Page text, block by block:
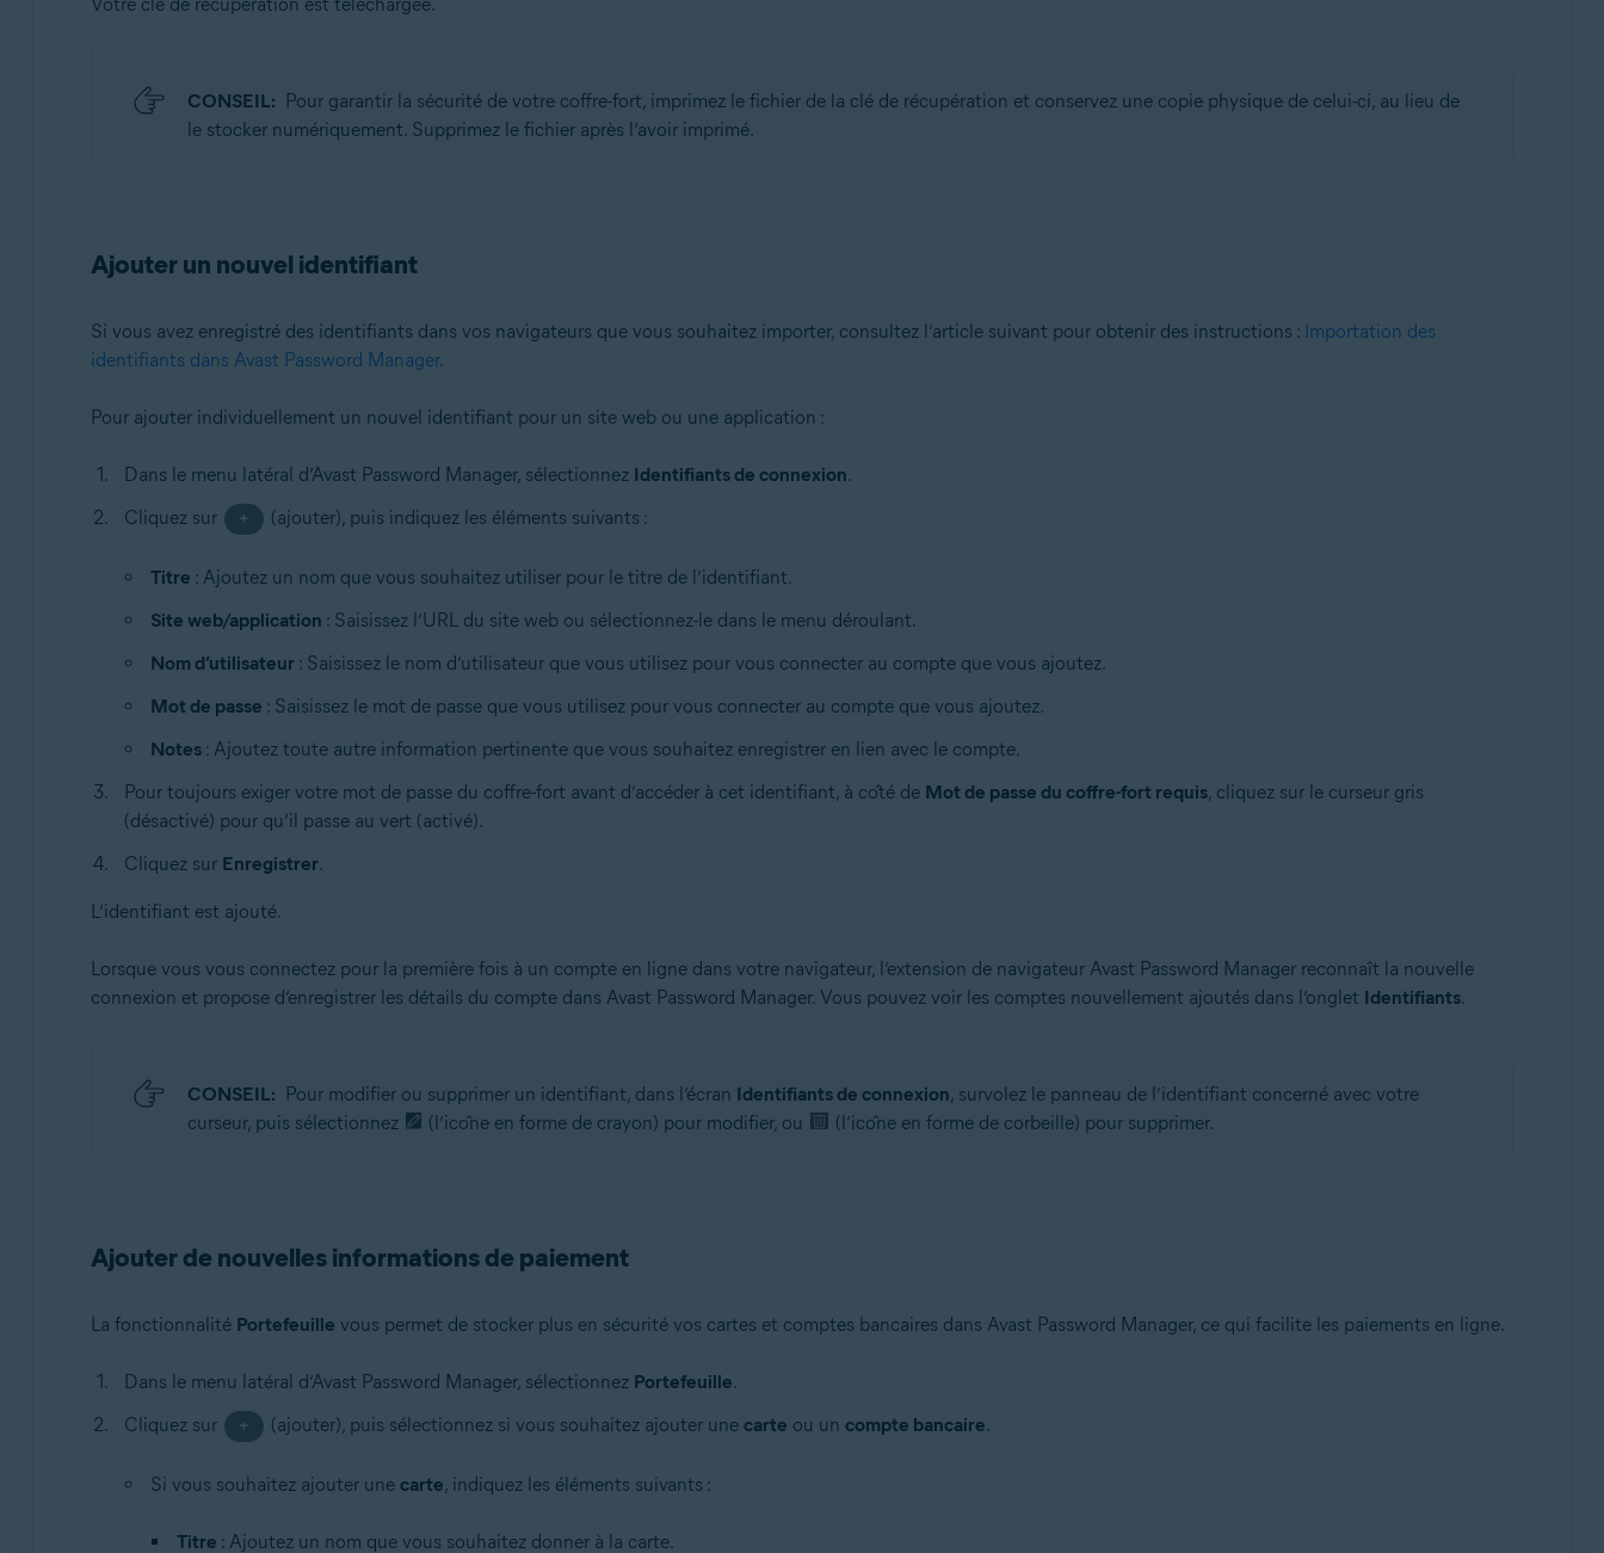
CONSEIL: Pour garantir la sécurité de votre coffre-fort, imprimez le fichier de la clé de récupération et conservez une copie physique de celui-ci, au lieu de
le stocker numériquement. Supprimez le fichier après l’avoir imprimé.
Ajouter un nouvel identifiant
Si vous avez enregistré des identifiants dans vos navigateurs que vous souhaitez importer, consultez l’article suivant pour obtenir des instructions : Importation des
identifiants dans Avast Password Manager.
Pour ajouter individuellement un nouvel identifiant pour un site web ou une application :
Dans le menu latéral d’Avast Password Manager, sélectionnez Identifiants de connexion.
Cliquez sur
+ (ajouter), puis indiquez les éléments suivants :
Titre : Ajoutez un nom que vous souhaitez utiliser pour le titre de l’identifiant.
Site web/application : Saisissez l’URL du site web ou sélectionnez-le dans le menu déroulant.
Nom d’utilisateur : Saisissez le nom d’utilisateur que vous utilisez pour vous connecter au compte que vous ajoutez.
Mot de passe : Saisissez le mot de passe que vous utilisez pour vous connecter au compte que vous ajoutez.
Notes: Ajoutez toute autre information pertinente que vous souhaitez enregistrer en lien avec le compte.
Pour toujours exiger votre mot de passe du coffre-fort avant d’accéder à cet identifiant, à côté de Mot de passe du coffre-fort requis, cliquez sur le curseur gris
(désactivé) pour qu’il passe au vert (activé).
Cliquez sur Enregistrer.
L’identifiant est ajouté.
Lorsque vous vous connectez pour la première fois à un compte en ligne dans votre navigateur, l’extension de navigateur Avast Password Manager reconnaît la nouvelle
connexion et propose d’enregistrer les détails du compte dans Avast Password Manager. Vous pouvez voir les comptes nouvellement ajoutés dans l’onglet Identifiants.
CONSEIL: Pour modifier ou supprimer un identifiant, dans l’écran Identifiants de connexion, survolez le panneau de l’identifiant concerné avec votre
curseur, puis sélectionnez
(l’icône en forme de crayon) pour modifier, ou (l’icône en forme de corbeille) pour supprimer.
Ajouter de nouvelles informations de paiement
La fonctionnalité Portefeuille vous permet de stocker plus en sécurité vos cartes et comptes bancaires dans Avast Password Manager, ce qui facilite les paiements en ligne.
Dans le menu latéral d’Avast Password Manager, sélectionnez Portefeuille.
Cliquez sur
+ (ajouter), puis sélectionnez si vous souhaitez ajouter unecarte ou uncompte bancaire.
Si vous souhaitez ajouter une carte, indiquez les éléments suivants :
Titre : Ajoutez un nom que vous souhaitez donner à la carte.